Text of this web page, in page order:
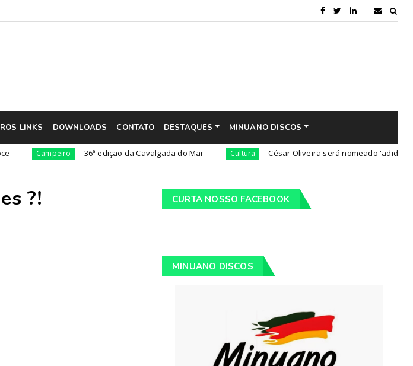
LINKS DOWNLOADS CONTATO DESTAQUES MINUANO DISCOS
36ª edição da Cavalgada do Mar Cultura César Oliveira será nomeado 'adido cultural' do
?! CURTA NOSSO FACEBOOK
MINUANO DISCOS